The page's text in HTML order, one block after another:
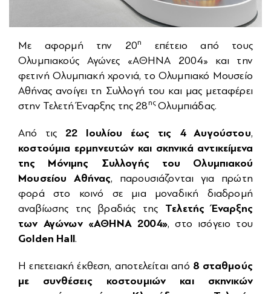
Με αφορμή την 20η
επέτειο από τους
Ολυμπιακούς Αγώνες «ΑΘΗΝΑ 2004» και την
φετινή Ολυμπιακή χρονιά, το Ολυμπιακό Μουσείο
Αθήνας ανοίγει τη Συλλογή του και μας μεταφέρει
στην Τελετή Έναρξης της 28ης Ολυμπιάδας.
Από τις 22 Ιουλίου έως τις 4 Αυγούστου,
κοστούμια ερμηνευτών και σκηνικά αντικείμενα
της Μόνιμης Συλλογής του Ολυμπιακού
Μουσείου Αθήνας, παρουσιάζονται για πρώτη
φορά στο κοινό σε μια μοναδική διαδρομή
αναβίωσης της βραδιάς της Τελετής Έναρξης
των Αγώνων «ΑΘΗΝΑ 2004», στο ισόγειο του
Golden Hall.
Η επετειακή έκθεση, αποτελείται από 8 σταθμούς
με συνθέσεις κοστουμιών και σκηνικών